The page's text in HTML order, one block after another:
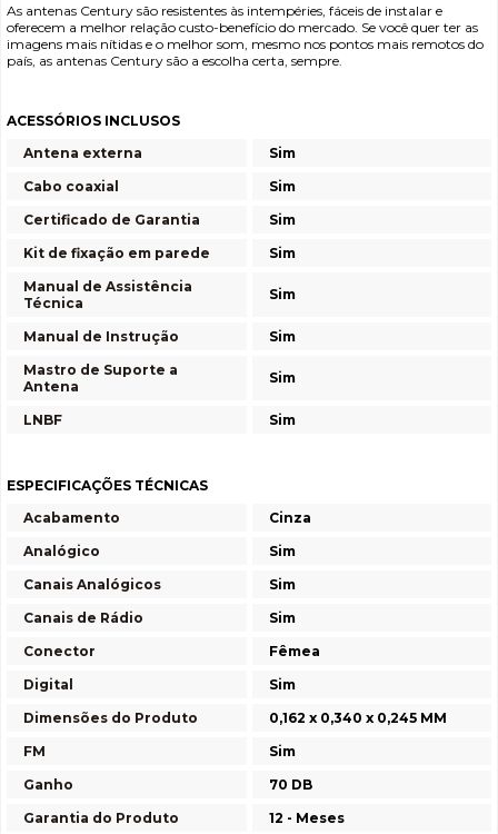
As antenas Century são resistentes às intempéries, fáceis de instalar e
oferecem a melhor relação custo-benefício do mercado. Se você quer ter as
imagens mais nítidas e o melhor som, mesmo nos pontos mais remotos do
país, as antenas Century são a escolha certa, sempre.
ACESSÓRIOS INCLUSOS
Antena externa
Sim
Cabo coaxial
Sim
Certificado de Garantia
Sim
Kit de fixação em parede
Sim
Manual de Assistência
Técnica
Sim
Manual de Instrução
Sim
Mastro de Suporte a
Antena
Sim
LNBF Sim
ESPECIFICAÇÕES TÉCNICAS
Acabamento
Cinza
Analógico
Sim
Canais Analógicos
Sim
Canais de Rádio
Sim
Conector
Fêmea
Digital
Sim
Dimensões do Produto
0,162 x 0,340 x 0,245 MM
FM
Sim
Ganho
70 DB
Garantia do Produto
12 - Meses